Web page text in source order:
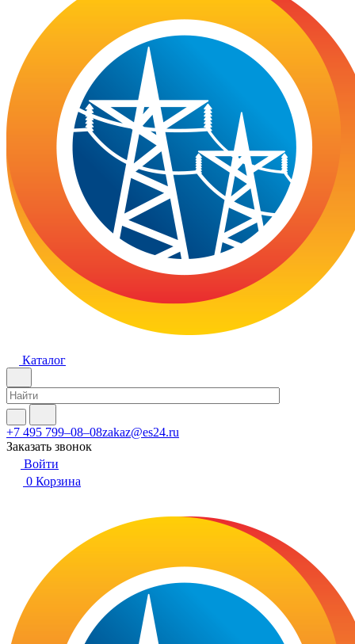
Каталог
+7 495 799–08–08zakaz@es24.ru
Заказать звонок
Войти
0 Корзина